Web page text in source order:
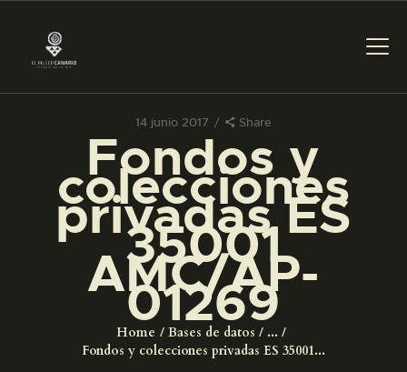
14 junio 2017 Share
Fondos y
colecciones
privadas ES
35001
AMC/AP-
01269
Home Bases de datos
...
Fondos y colecciones privadas ES 35001...
PREPARAR LA VISITA
ACTIVIDADES
█
EL MUSEO